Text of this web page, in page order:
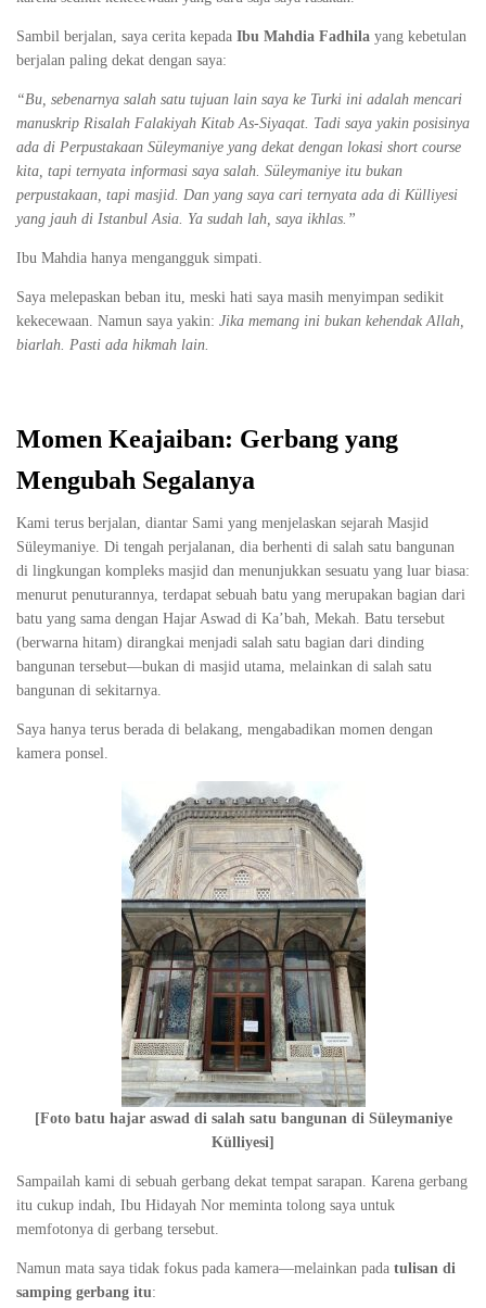
Sambil berjalan, saya cerita kepada Ibu Mahdia Fadhila yang kebetulan
berjalan paling dekat dengan saya:
“Bu, sebenarnya salah satu tujuan lain saya ke Turki ini adalah mencari
manuskrip Risalah Falakiyah Kitab As-Siyaqat. Tadi saya yakin posisinya
ada di Perpustakaan Süleymaniye yang dekat dengan lokasi short course
kita, tapi ternyata informasi saya salah. Süleymaniye itu bukan
perpustakaan, tapi masjid. Dan yang saya cari ternyata ada di Külliyesi
yang jauh di Istanbul Asia. Ya sudah lah, saya ikhlas.”
Ibu Mahdia hanya mengangguk simpati.
Saya melepaskan beban itu, meski hati saya masih menyimpan sedikit
kekecewaan. Namun saya yakin: Jika memang ini bukan kehendak Allah,
biarlah. Pasti ada hikmah lain.
Momen Keajaiban: Gerbang yang
Mengubah Segalanya
Kami terus berjalan, diantar Sami yang menjelaskan sejarah Masjid
Süleymaniye. Di tengah perjalanan, dia berhenti di salah satu bangunan
di lingkungan kompleks masjid dan menunjukkan sesuatu yang luar biasa:
menurut penuturannya, terdapat sebuah batu yang merupakan bagian dari
batu yang sama dengan Hajar Aswad di Ka’bah, Mekah. Batu tersebut
(berwarna hitam) dirangkai menjadi salah satu bagian dari dinding
bangunan tersebut—bukan di masjid utama, melainkan di salah satu
bangunan di sekitarnya.
Saya hanya terus berada di belakang, mengabadikan momen dengan
kamera ponsel.
[Foto batu hajar aswad di salah satu bangunan di Süleymaniye
Külliyesi]
Sampailah kami di sebuah gerbang dekat tempat sarapan. Karena gerbang
itu cukup indah, Ibu Hidayah Nor meminta tolong saya untuk
memfotonya di gerbang tersebut.
Namun mata saya tidak fokus pada kamera—melainkan pada tulisan di
samping gerbang itu: